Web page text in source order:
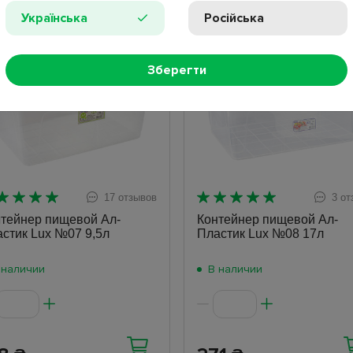
17 отзывов
пищевой Ал-
Lux №07 9,5л
3
Контейнер пищевой Ал-
Пластик Lux №08 17л
В наличии
Українська Російська
Зберегти